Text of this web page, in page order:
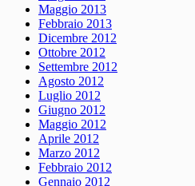
Maggio 2013
Febbraio 2013
Dicembre 2012
Ottobre 2012
Settembre 2012
Agosto 2012
Luglio 2012
Giugno 2012
Maggio 2012
Aprile 2012
Marzo 2012
Febbraio 2012
Gennaio 2012